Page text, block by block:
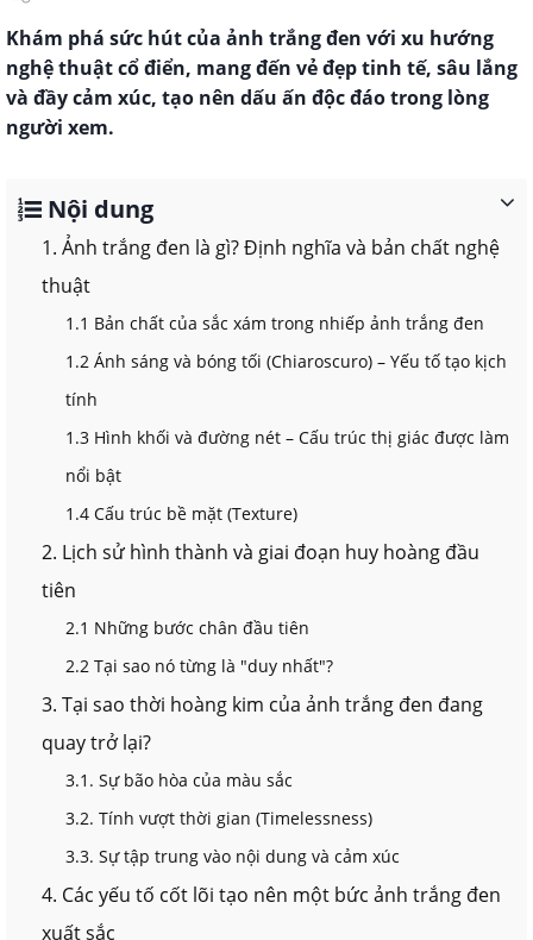
Khám phá sức hút của ảnh trắng đen với xu hướng
nghệ thuật cổ điển, mang đến vẻ đẹp tinh tế, sâu lắng
và đầy cảm xúc, tạo nên dấu ấn độc đáo trong lòng
người xem.
Nội dung
1. Ảnh trắng đen là gì? Định nghĩa và bản chất nghệ
thuật
1.1 Bản chất của sắc xám trong nhiếp ảnh trắng đen
1.2 Ánh sáng và bóng tối (Chiaroscuro) – Yếu tố tạo kịch
tính
1.3 Hình khối và đường nét – Cấu trúc thị giác được làm
nổi bật
1.4 Cấu trúc bề mặt (Texture)
2. Lịch sử hình thành và giai đoạn huy hoàng đầu
tiên
2.1 Những bước chân đầu tiên
2.2 Tại sao nó từng là "duy nhất"?
3. Tại sao thời hoàng kim của ảnh trắng đen đang
quay trở lại?
3.1. Sự bão hòa của màu sắc
3.2. Tính vượt thời gian (Timelessness)
3.3. Sự tập trung vào nội dung và cảm xúc
4. Các yếu tố cốt lõi tạo nên một bức ảnh trắng đen
xuất sắc